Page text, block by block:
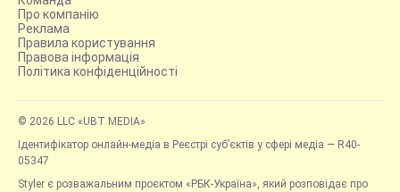
Про компанію
Реклама
Правила користування
Правова інформація
Політика конфіденційності
© 2026 LLC «UBT MEDIA»
Ідентифікатор онлайн-медіа в Реєстрі суб’єктів у сфері медіа — R40-
05347
Styler є розважальним проєктом «РБК-Україна», який розповідає про